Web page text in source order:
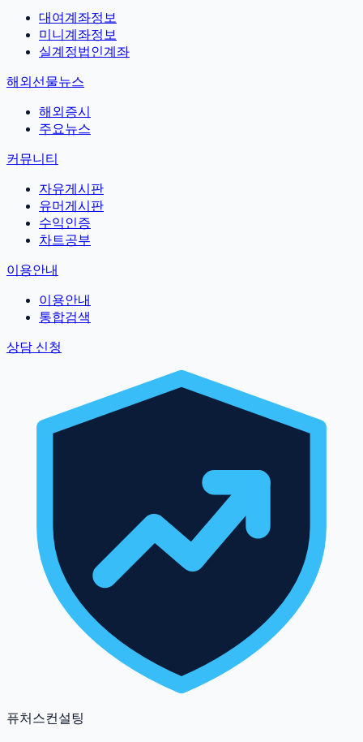
대여계좌정보
미니계좌정보
실계정법인계좌
해외선물뉴스
해외증시
주요뉴스
커뮤니티
자유게시판
유머게시판
수익인증
차트공부
이용안내
이용안내
통합검색
상담 신청
퓨처스컨설팅